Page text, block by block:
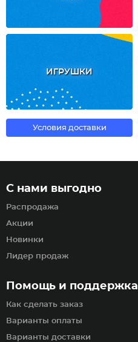
ИГРУШКИ
Условия доставки
Помощь и поддержка
Как сделать заказ
Варианты оплаты
Варианты доставки
С нами выгодно
Распродажа
Акции
Новинки
Лидер продаж